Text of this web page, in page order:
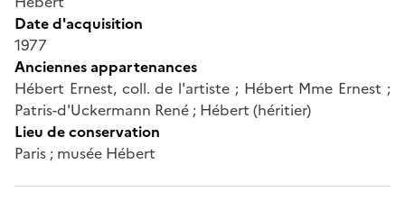
Date d'acquisition
1977
Anciennes appartenances
Hébert Ernest, coll. de l'artiste ; Hébert Mme Ernest ;
Patris-d'Uckermann René ; Hébert (héritier)
Lieu de conservation
Paris ; musée Hébert